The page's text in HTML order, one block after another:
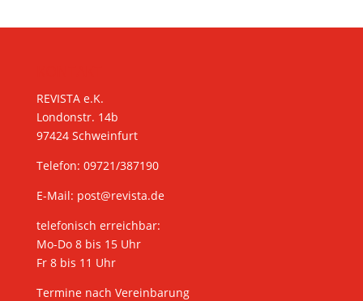
REVISTA e.K.
Londonstr. 14b
97424 Schweinfurt
Telefon: 09721/387190
E-Mail: post@revista.de
telefonisch erreichbar:
Mo-Do 8 bis 15 Uhr
Fr 8 bis 11 Uhr
Termine nach Vereinbarung